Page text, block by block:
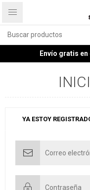
Envío gratis
YA ESTOY